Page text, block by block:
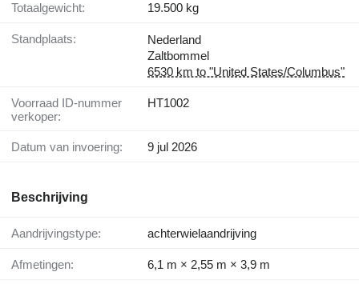
Totaalgewicht: 19.500 kg
Standplaats:
Nederland
Zaltbommel
6530 km to "United States/Columbus"
Voorraad ID-nummer
verkoper:
HT1002
Datum van invoering: 9 jul 2026
Beschrijving
Aandrijvingstype: achterwielaandrijving
Afmetingen: 6,1 m × 2,55 m × 3,9 m